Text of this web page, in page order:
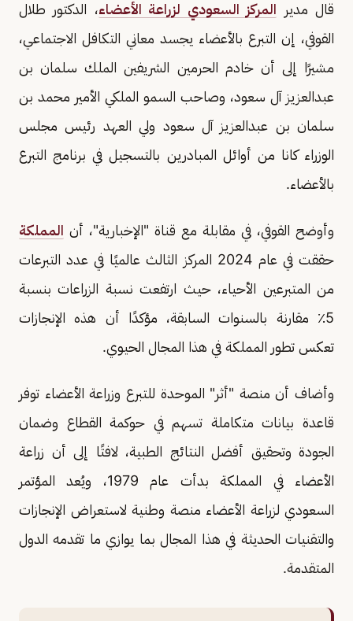
قال مدير المركز السعودي لزراعة الأعضاء، الدكتور طلال
القوفي، إن التبرع بالأعضاء يجسد معاني التكافل الاجتماعي،
مشيرًا إلى أن خادم الحرمين الشريفين الملك سلمان بن
عبدالعزيز آل سعود، وصاحب السمو الملكي الأمير محمد بن
سلمان بن عبدالعزيز آل سعود ولي العهد رئيس مجلس
الوزراء كانا من أوائل المبادرين بالتسجيل في برنامج التبرع
بالأعضاء.
وأوضح القوفي، في مقابلة مع قناة "الإخبارية"، أن المملكة
حققت في عام 2024 المركز الثالث عالميًا في عدد التبرعات
من المتبرعين الأحياء، حيث ارتفعت نسبة الزراعات بنسبة
5٪ مقارنة بالسنوات السابقة، مؤكدًا أن هذه الإنجازات
تعكس تطور المملكة في هذا المجال الحيوي.
وأضاف أن منصة "أثر" الموحدة للتبرع وزراعة الأعضاء توفر
قاعدة بيانات متكاملة تسهم في حوكمة القطاع وضمان
الجودة وتحقيق أفضل النتائج الطبية، لافتًا إلى أن زراعة
الأعضاء في المملكة بدأت عام 1979، ويُعد المؤتمر
السعودي لزراعة الأعضاء منصة وطنية لاستعراض الإنجازات
والتقنيات الحديثة في هذا المجال بما يوازي ما تقدمه الدول
المتقدمة.